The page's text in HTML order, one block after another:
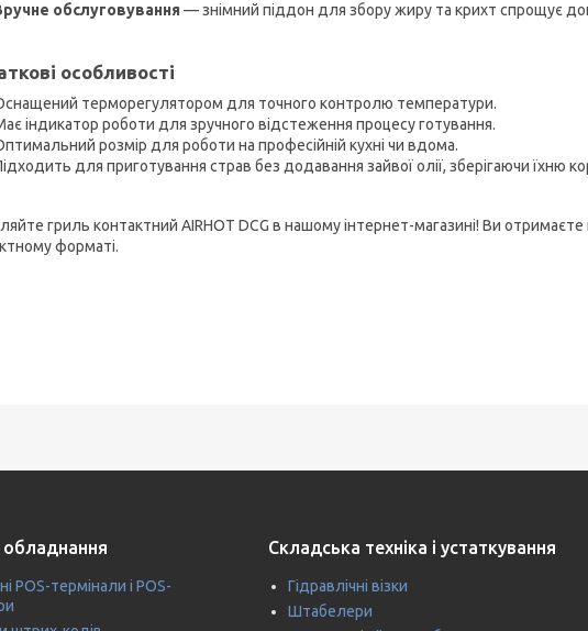
обслуговування — знімний піддон для збору жиру та крихт спрощує
особливості
терморегулятором для точного контролю температури.
індикатор роботи для зручного відстеження процесу готування.
розмір для роботи на професійній кухні чи вдома.
для приготування страв без додавання зайвої олії, зберігаючи їхню
гриль контактний AIRHOT DCG в нашому інтернет-магазині! Ви
форматі.
обладнання
POS-термінали і POS-
Складська техніка і устаткування
Гідравлічні візки
Штабелери